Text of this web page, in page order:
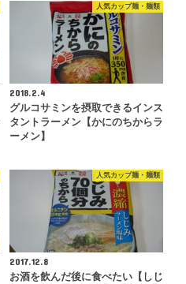
人気カップ麺・麺類
2018.2.4
グルコサミンを摂取できるインス
タントラーメン【かにのちからラ
ーメン】
人気カップ麺・麺類
2017.12.8
お酒を飲んだ後に食べたい【しじ